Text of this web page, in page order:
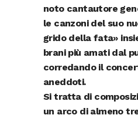
noto cantautore
le canzoni del suo
grido della fata»
brani più amati dal
corredando il
aneddoti.
Si tratta di
un arco di almeno